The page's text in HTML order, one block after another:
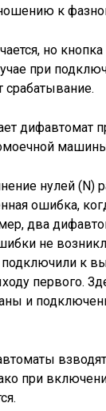
к
но кнопка
при
срабатывание.
нулей (N)
ошибка,
два
не
к
первого.
и
при